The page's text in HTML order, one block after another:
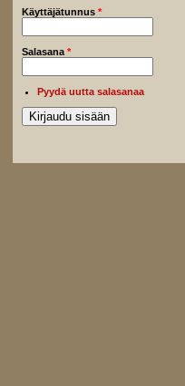
Käyttäjätunnus *
Salasana *
Pyydä uutta salasanaa